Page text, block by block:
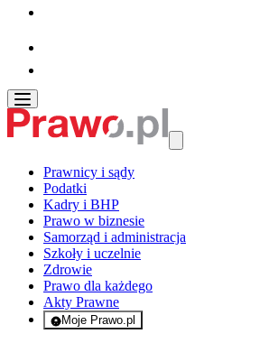
Prawnicy i sądy
Podatki
Kadry i BHP
Prawo w biznesie
Samorząd i administracja
Szkoły i uczelnie
Zdrowie
Prawo dla każdego
Akty Prawne
Moje Prawo.pl
- rejestracja i logowanie do serwisu